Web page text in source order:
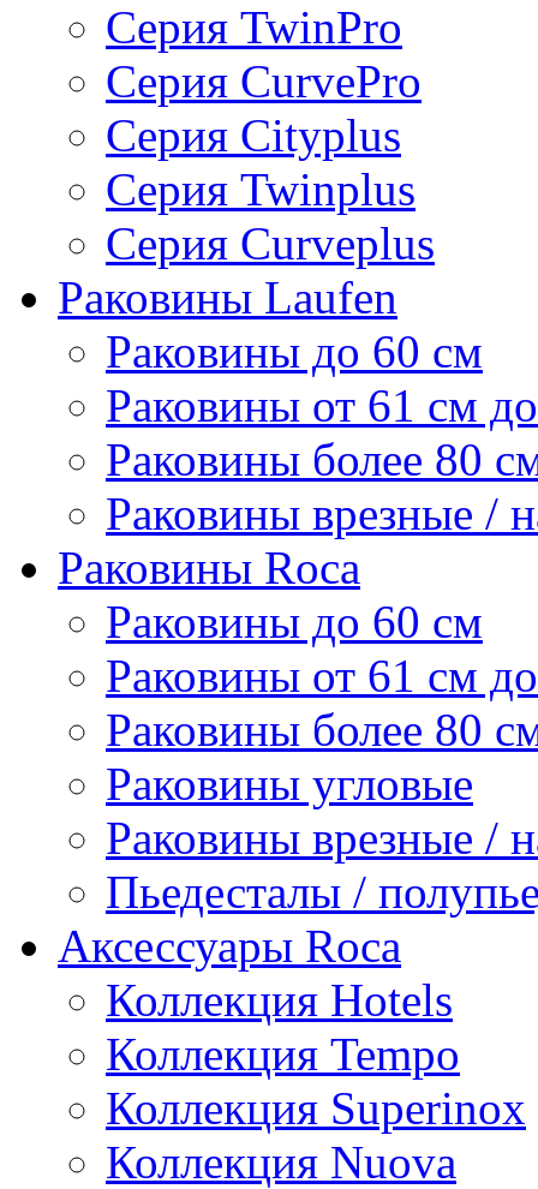
Серия TwinPro
Серия CurvePro
Серия Cityplus
Серия Twinplus
Серия Curveplus
Раковины Laufen
Раковины до 60 см
Раковины от 61 см
Раковины более 80
Раковины врезные /
Раковины Roca
Раковины до 60 см
Раковины от 61 см
Раковины более 80
Раковины угловые
Раковины врезные /
Пьедесталы /
Аксессуары Roca
Коллекция Hotels
Коллекция Tempo
Коллекция Superinox
Коллекция Nuova